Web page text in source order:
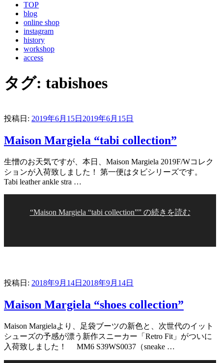
TOP
blog
online shop
instagram
history
workshop
access
タグ: tabishoes
投稿日: 2019年6月15日 2019年6月15日
Maison Margiela “tabi collection”
生憎のお天気ですが、本日、Maison Margiela 2019F/Wコレク
ションが入荷致しました！ 第一便はタビシリーズです。
Tabi leather ankle stra …
“Maison Margiela “tabi collection”” の続きを読む
投稿日: 2018年9月14日 2018年9月14日
Maison Margiela “shoes collection”
Maison Margielaより、足袋ブーツの新色と、次世代のイット
シューズの予感が漂う新作スニーカー「Retro Fit」がついに
入荷致しました！ MM6 S39WS0037（sneake …